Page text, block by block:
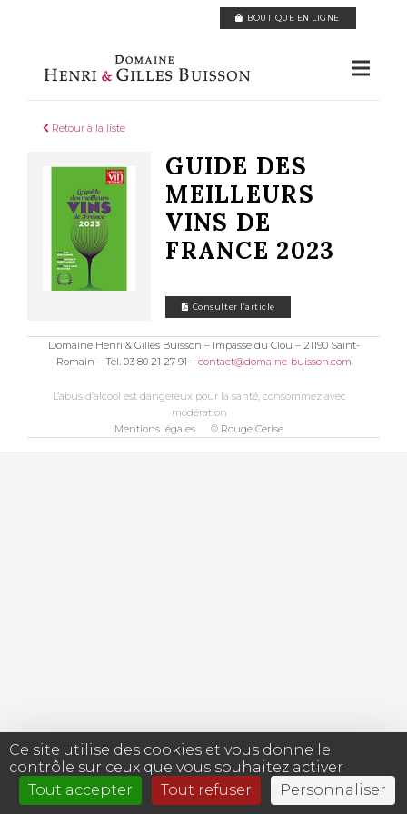
BOUTIQUE EN LIGNE
Retour à la liste
GUIDE DES
MEILLEURS
VINS DE
FRANCE 2023
Consulter l’article
Domaine Henri & Gilles Buisson – Impasse du Clou – 21190 Saint-
Romain – Tél. 03 80 21 27 91 – contact@domaine-buisson.com
L’abus d’alcool est dangereux pour la santé, consommez avec
modération
Mentions légales
© Rouge Cerise
Ce site utilise des cookies et vous donne le
contrôle sur ceux que vous souhaitez activer
Tout accepter
Tout refuser Personnaliser